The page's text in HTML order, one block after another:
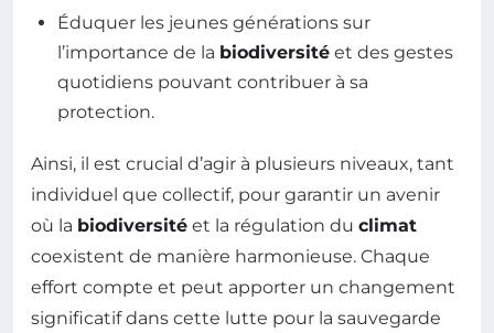
Éduquer les jeunes générations sur
l’importance de la biodiversité et des gestes
quotidiens pouvant contribuer à sa
protection.
Ainsi, il est crucial d’agir à plusieurs niveaux, tant
individuel que collectif, pour garantir un avenir
où la biodiversité et la régulation du climat
coexistent de manière harmonieuse. Chaque
effort compte et peut apporter un changement
significatif dans cette lutte pour la sauvegarde